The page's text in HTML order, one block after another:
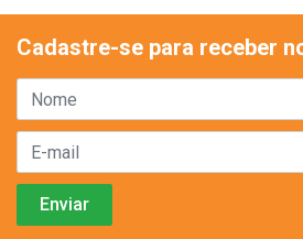
Cadastre-se para receber